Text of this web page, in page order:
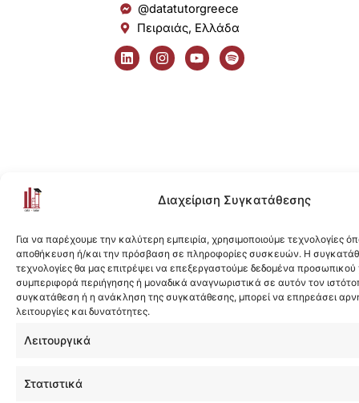
Διαχείριση Συγκατάθεσης
Για να παρέχουμε την καλύτερη εμπειρία, χρησιμοποιούμε τεχνολογίες
αποθήκευση ή/και την πρόσβαση σε πληροφορίες συσκευών. Η
τεχνολογίες θα μας επιτρέψει να επεξεργαστούμε δεδομένα
συμπεριφορά περιήγησης ή μοναδικά αναγνωριστικά σε αυτόν τον
συγκατάθεση ή η ανάκληση της συγκατάθεσης, μπορεί να επηρεάσει
λειτουργίες και δυνατότητες.
Λειτουργικά
Στατιστικά
@datatutorgreece
Πειραιάς, Ελλάδα
L
i
n
I
n
s
Y
o
u
S
p
o